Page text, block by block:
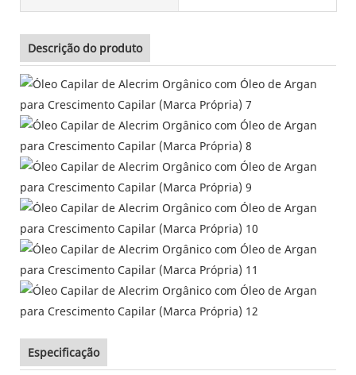
Descrição do produto
Especificação